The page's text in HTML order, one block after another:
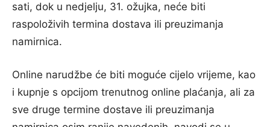
sati, dok u nedjelju, 31. ožujka, neće biti
raspoloživih termina dostava ili preuzimanja
namirnica.
Online narudžbe će biti moguće cijelo vrijeme, kao
i kupnje s opcijom trenutnog online plaćanja, ali za
sve druge termine dostave ili preuzimanja